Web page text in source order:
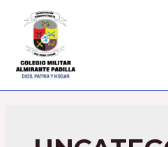
contenido